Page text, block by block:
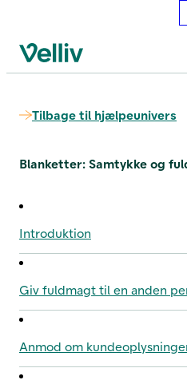
Velliv startside
Tilbage til hjælpeunivers
Blanketter: Samtykke og
Introduktion
Giv fuldmagt til en anden
Anmod om